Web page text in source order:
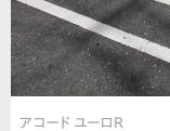
アコード ユーロR